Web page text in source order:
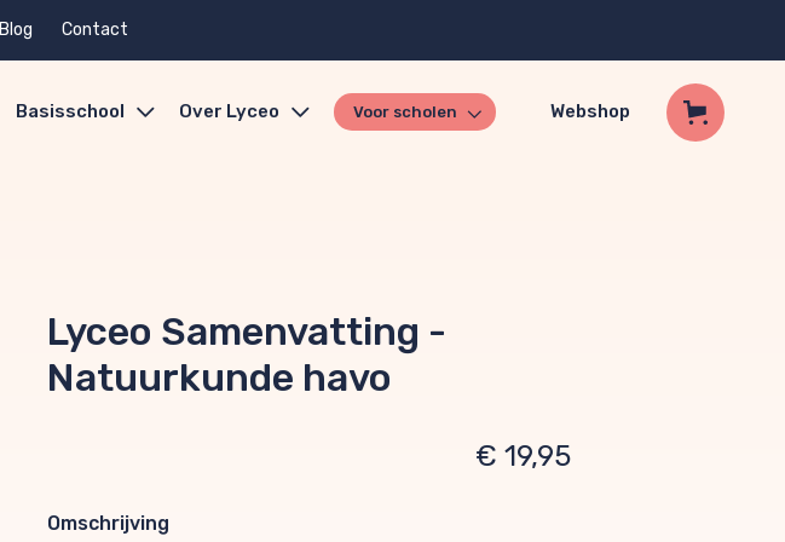
Blog Contact
Basisschool Over Lyceo Voor scholen Webshop
Lyceo Samenvatting -
Natuurkunde havo
€ 19,95
Omschrijving